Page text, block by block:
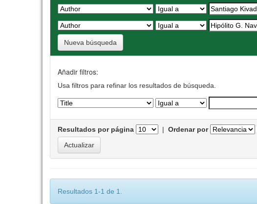
Nueva búsqueda
Añadir filtros:
Usa filtros para refinar los resultados de búsqueda.
Resultados por página | Ordenar por
Resultados 1-1 de 1.